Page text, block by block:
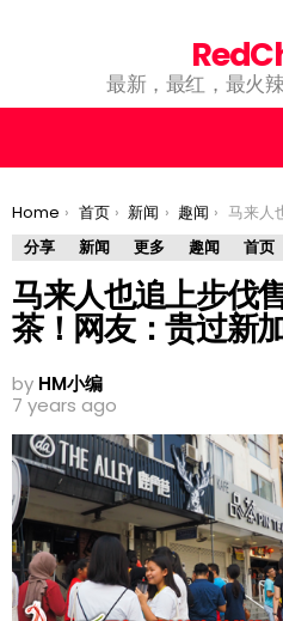
最新，最红，最火
You are here:
Home 首页 新闻 趣闻
马来人也追上步伐售卖黑
分享
新闻 更多 趣闻 首页
马来人也追上步伐
茶！网友：贵过新
by HM小编
7 years ago